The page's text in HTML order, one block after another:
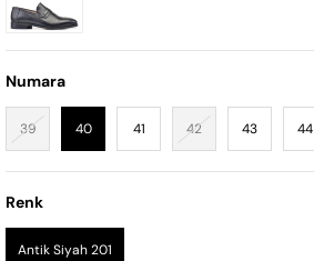
Numara
39 40 41 42 43 44
Renk
Antik Siyah 201